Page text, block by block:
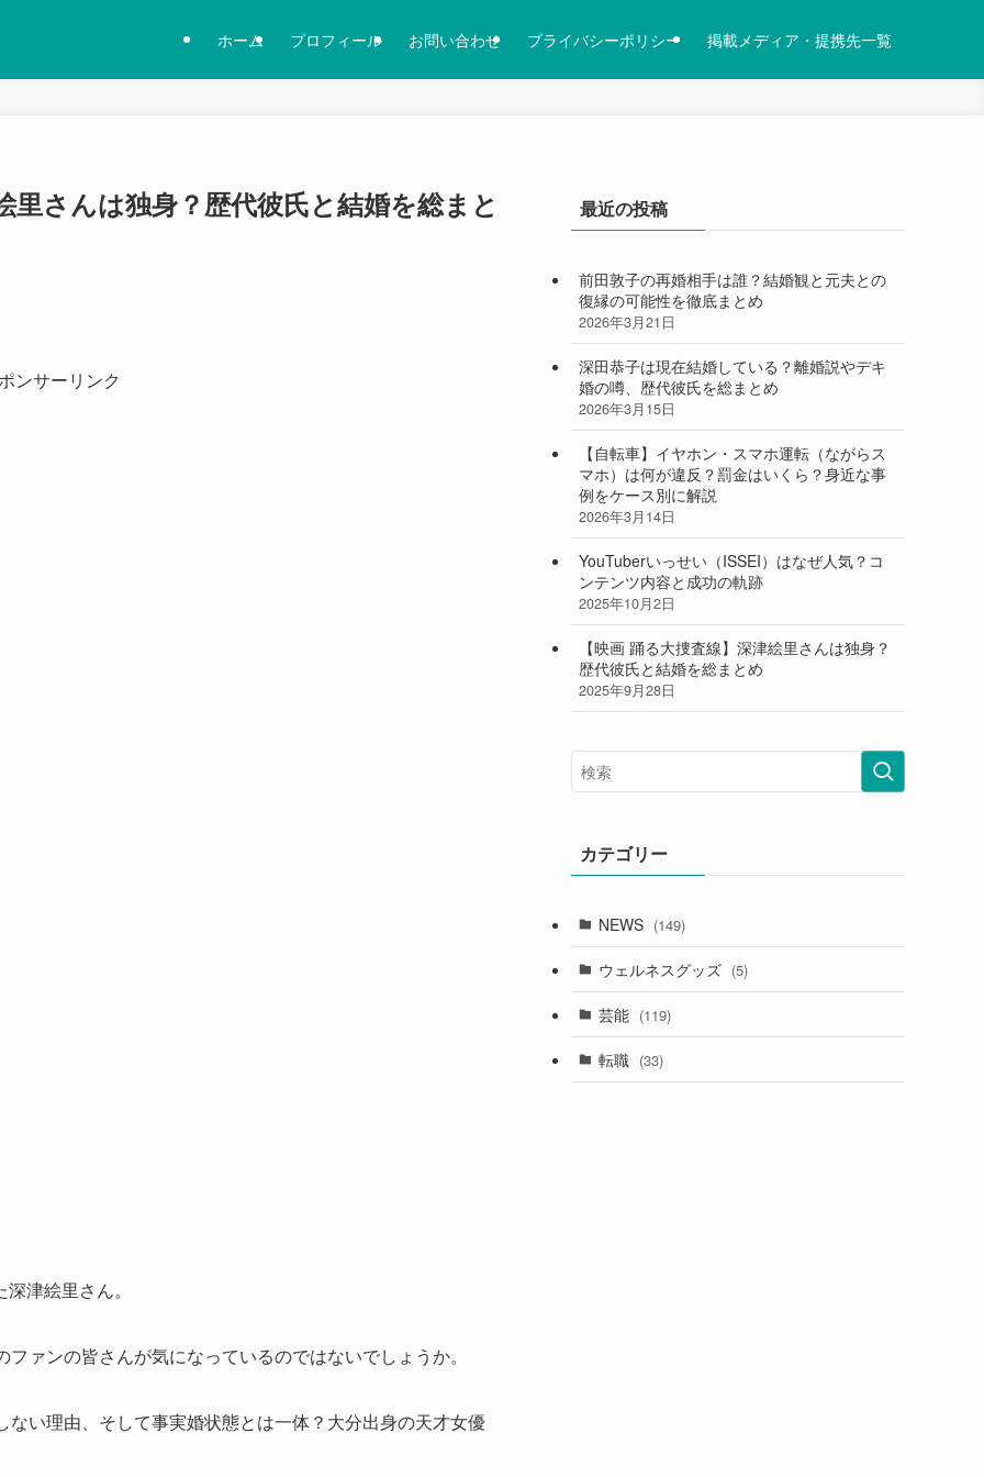
ホーム プロフィール お問い合わせ プライバシーポリシー 掲載メディア・提携先一覧
里さんは独身？歴代彼氏と結婚を総まと
ンサーリンク
津絵里さん。
ァンの皆さんが気になっているのではないでしょうか。
い理由、そして事実婚状態とは一体？大分出身の天才女優
最近の投稿
前田敦子の再婚相手は誰？結婚観と元夫との
復縁の可能性を徹底まとめ
2026年3月21日
深田恭子は現在結婚している？離婚説やデキ
婚の噂、歴代彼氏を総まとめ
2026年3月15日
【自転車】イヤホン・スマホ運転（ながらス
マホ）は何が違反？罰金はいくら？身近な事
例をケース別に解説
2026年3月14日
YouTuberいっせい（ISSEI）はなぜ人気？コ
ンテンツ内容と成功の軌跡
2025年10月2日
【映画 踊る大捜査線】深津絵里さんは独身？
歴代彼氏と結婚を総まとめ
2025年9月28日
カテゴリー
NEWS (149)
ウェルネスグッズ (5)
芸能 (119)
転職 (33)